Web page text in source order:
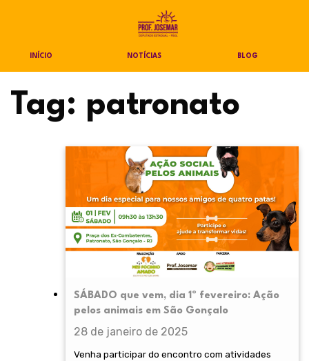
INÍCIO NOTÍCIAS BLOG
Tag: patronato
SÁBADO que vem, dia 1º fevereiro: Ação
pelos animais em São Gonçalo
28 de janeiro de 2025
Venha participar do encontro com atividades